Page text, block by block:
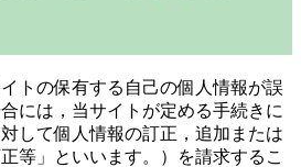
トの保有する自己の個人情報が誤
には，当サイトが定める手続きに
して個人情報の訂正，追加または
等」といいます。）を請求するこ